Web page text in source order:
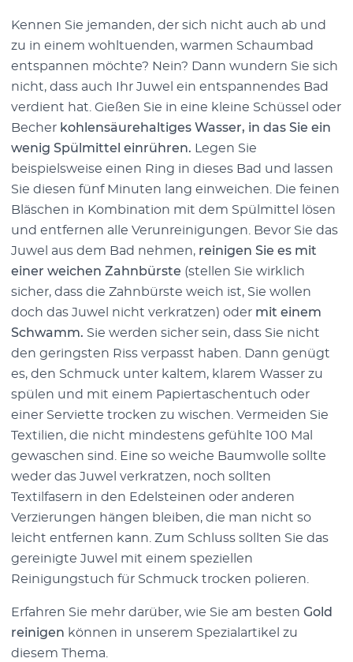
Kennen Sie jemanden, der sich nicht auch ab und
zu in einem wohltuenden, warmen Schaumbad
entspannen möchte? Nein? Dann wundern Sie sich
nicht, dass auch Ihr Juwel ein entspannendes Bad
verdient hat. Gießen Sie in eine kleine Schüssel oder
Becher kohlensäurehaltiges Wasser, in das Sie ein
wenig Spülmittel einrühren. Legen Sie
beispielsweise einen Ring in dieses Bad und lassen
Sie diesen fünf Minuten lang einweichen. Die feinen
Bläschen in Kombination mit dem Spülmittel lösen
und entfernen alle Verunreinigungen. Bevor Sie das
Juwel aus dem Bad nehmen, reinigen Sie es mit
einer weichen Zahnbürste (stellen Sie wirklich
sicher, dass die Zahnbürste weich ist, Sie wollen
doch das Juwel nicht verkratzen) oder mit einem
Schwamm. Sie werden sicher sein, dass Sie nicht
den geringsten Riss verpasst haben. Dann genügt
es, den Schmuck unter kaltem, klarem Wasser zu
spülen und mit einem Papiertaschentuch oder
einer Serviette trocken zu wischen. Vermeiden Sie
Textilien, die nicht mindestens gefühlte 100 Mal
gewaschen sind. Eine so weiche Baumwolle sollte
weder das Juwel verkratzen, noch sollten
Textilfasern in den Edelsteinen oder anderen
Verzierungen hängen bleiben, die man nicht so
leicht entfernen kann. Zum Schluss sollten Sie das
gereinigte Juwel mit einem speziellen
Reinigungstuch für Schmuck trocken polieren.
Erfahren Sie mehr darüber, wie Sie am besten Gold
reinigen können in unserem Spezialartikel zu
diesem Thema.